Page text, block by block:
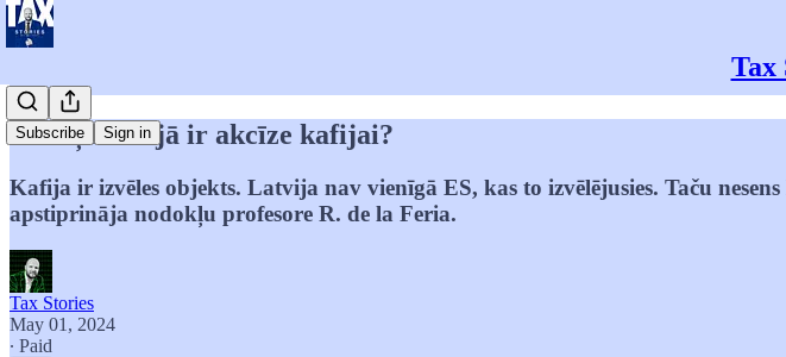
Tax
Subscribe Sign in
Kādēļ Latvijā ir akcīze kafijai?
Kafija ir izvēles objekts. Latvija nav vienīgā ES, kas to izvēlējusies. Taču
apstiprināja nodokļu profesore R. de la Feria.
Tax Stories
May 01, 2024
∙ Paid